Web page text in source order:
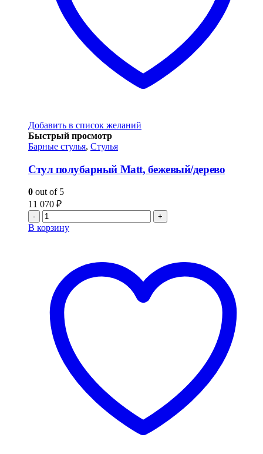
Добавить в список желаний
Быстрый просмотр
Барные стулья, Стулья
Стул полубарный Matt, бежевый/дерево
0 out of 5
11 070 ₽
- +
В корзину